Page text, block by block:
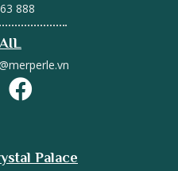
888
Palace